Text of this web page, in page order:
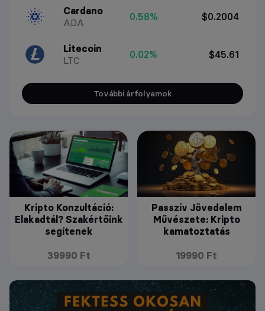
Cardano
ADA
0.58% $0.2004
Litecoin
LTC
0.02% $45.61
További árfolyamok
Kripto Konzultáció:
Elakadtál? Szakértőink
segítenek
39990 Ft
Passzív Jövedelem
Művészete: Kripto
kamatoztatás
19990 Ft